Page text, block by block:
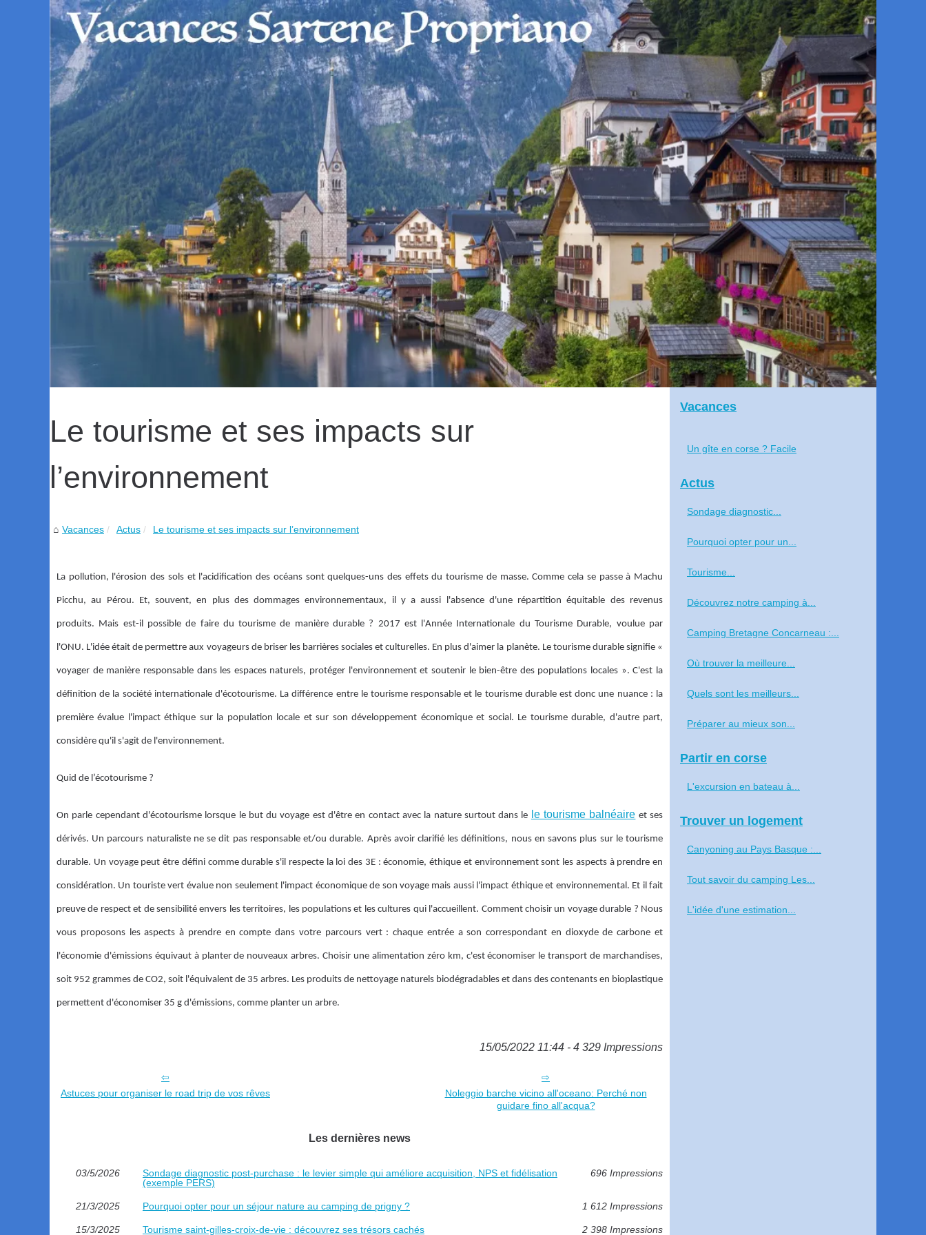
Le tourisme et ses impacts sur
l’environnement
Vacances Actus Le tourisme et ses impacts sur l’environnement
La pollution, l'érosion des sols et l'acidification des océans sont quelques-uns des effets du tourisme de masse. Comme cela se passe à Machu
Picchu, au Pérou. Et, souvent, en plus des dommages environnementaux, il y a aussi l'absence d'une répartition équitable des revenus
produits. Mais est-il possible de faire du tourisme de manière durable ? 2017 est l'Année Internationale du Tourisme Durable, voulue par
l'ONU. L'idée était de permettre aux voyageurs de briser les barrières sociales et culturelles. En plus d'aimer la planète. Le tourisme durable signifie «
voyager de manière responsable dans les espaces naturels, protéger l'environnement et soutenir le bien-être des populations locales ». C'est la
définition de la société internationale d'écotourisme. La différence entre le tourisme responsable et le tourisme durable est donc une nuance : la
première évalue l'impact éthique sur la population locale et sur son développement économique et social. Le tourisme durable, d'autre part,
considère qu'il s'agit de l'environnement.
Quid de l’écotourisme ?
On parle cependant d'écotourisme lorsque le but du voyage est d'être en contact avec la nature surtout dans le le tourisme balnéaire et ses
dérivés. Un parcours naturaliste ne se dit pas responsable et/ou durable. Après avoir clarifié les définitions, nous en savons plus sur le tourisme
durable. Un voyage peut être défini comme durable s'il respecte la loi des 3E : économie, éthique et environnement sont les aspects à prendre en
considération. Un touriste vert évalue non seulement l'impact économique de son voyage mais aussi l'impact éthique et environnemental. Et il fait
preuve de respect et de sensibilité envers les territoires, les populations et les cultures qui l'accueillent. Comment choisir un voyage durable ? Nous
vous proposons les aspects à prendre en compte dans votre parcours vert : chaque entrée a son correspondant en dioxyde de carbone et
l'économie d'émissions équivaut à planter de nouveaux arbres. Choisir une alimentation zéro km, c'est économiser le transport de marchandises,
soit 952 grammes de CO2, soit l'équivalent de 35 arbres. Les produits de nettoyage naturels biodégradables et dans des contenants en bioplastique
permettent d'économiser 35 g d'émissions, comme planter un arbre.
15/05/2022 11:44 - 4 329 Impressions
Astuces pour organiser le road trip de vos rêves
Noleggio barche vicino all'oceano: Perché non
guidare fino all'acqua?
Les dernières news
03/5/2026
Sondage diagnostic post‑purchase : le levier simple qui améliore acquisition, NPS et fidélisation
(exemple PERS)
696 Impressions
21/3/2025 Pourquoi opter pour un séjour nature au camping de prigny ? 1 612 Impressions
15/3/2025 Tourisme saint-gilles-croix-de-vie : découvrez ses trésors cachés 2 398 Impressions
Vacances
Un gîte en corse ? Facile
Actus
Sondage diagnostic...
Pourquoi opter pour un...
Tourisme...
Découvrez notre camping à...
Camping Bretagne Concarneau :...
Où trouver la meilleure...
Quels sont les meilleurs...
Préparer au mieux son...
Partir en corse
L'excursion en bateau à...
Trouver un logement
Canyoning au Pays Basque :...
Tout savoir du camping Les...
L'idée d'une estimation...